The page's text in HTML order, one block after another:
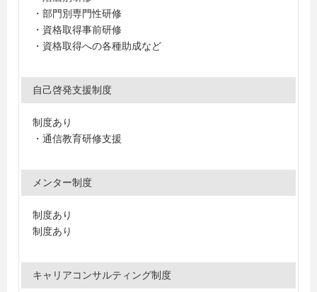
・部門別専門性研修
・資格取得事前研修
・資格取得への各種助成など
自己啓発支援制度
制度あり
・通信教育研修支援
メンター制度
制度あり
制度あり
キャリアコンサルティング制度